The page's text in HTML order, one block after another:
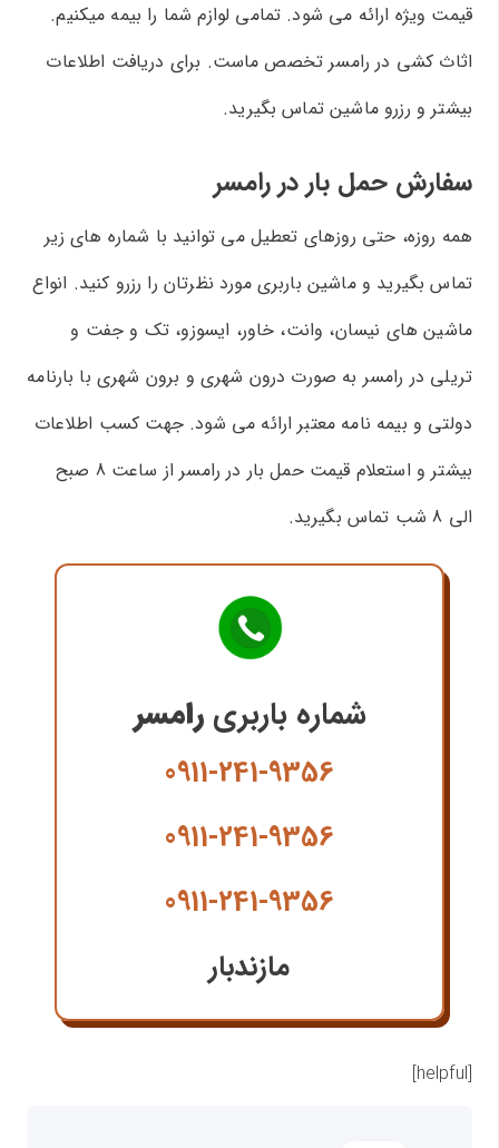
قیمت ویژه ارائه می شود. تمامی لوازم شما را بیمه میکنیم.
اثاث کشی در رامسر تخصص ماست. برای دریافت اطلاعات
بیشتر و رزرو ماشین تماس بگیرید.
سفارش حمل بار در رامسر
همه روزه، حتی روزهای تعطیل می توانید با شماره های زیر
تماس بگیرید و ماشین باربری مورد نظرتان را رزرو کنید. انواع
ماشین های نیسان، وانت، خاور، ایسوزو، تک و جفت و
تریلی در رامسر به صورت درون شهری و برون شهری با بارنامه
دولتی و بیمه نامه معتبر ارائه می شود. جهت کسب اطلاعات
بیشتر و استعلام قیمت حمل بار در رامسر از ساعت 8 صبح
الی 8 شب تماس بگیرید.
شماره باربریرامسر
0911-241-9356
0911-241-9356
0911-241-9356
مازندبار
[helpful]